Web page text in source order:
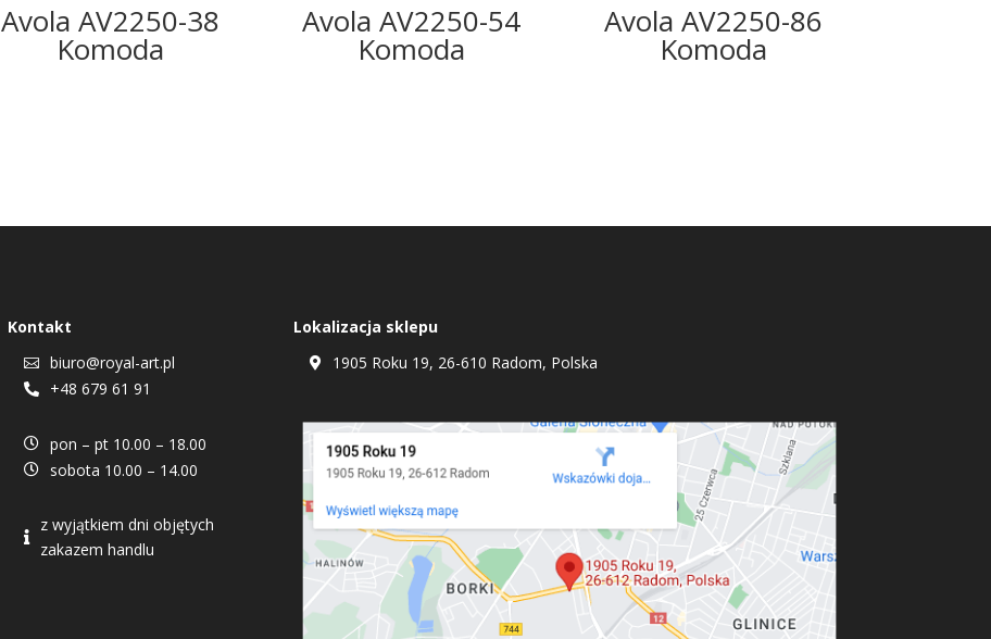
Avola AV2250-38
Komoda
Avola AV2250-54
Komoda
Avola AV2250-86
Komoda
Kontakt
 biuro@royal-art.pl
 +48 679 61 91
 pon – pt 10.00 – 18.00
 sobota 10.00 – 14.00

z wyjątkiem dni objętych
zakazem handlu
Lokalizacja sklepu
 1905 Roku 19, 26-610 Radom, Polska